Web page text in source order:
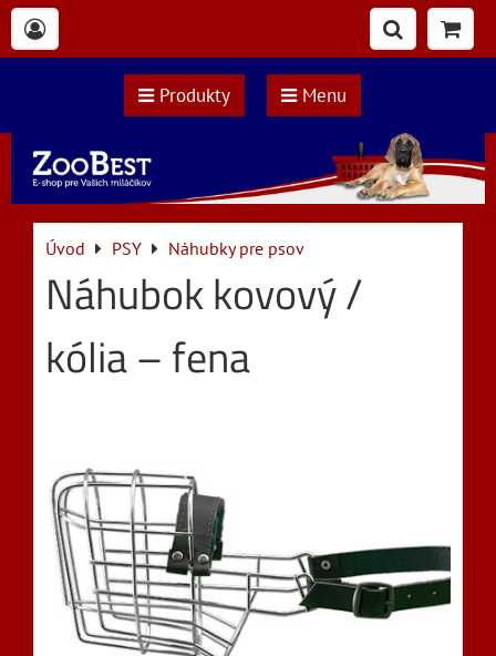
Produkty Menu
Úvod PSY Náhubky pre psov
Náhubok kovový /
kólia – fena